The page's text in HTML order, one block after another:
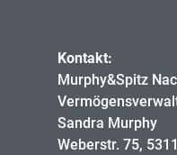
Kontakt:
Murphy&Spitz
Sandra Murphy
Weberstr. 75,